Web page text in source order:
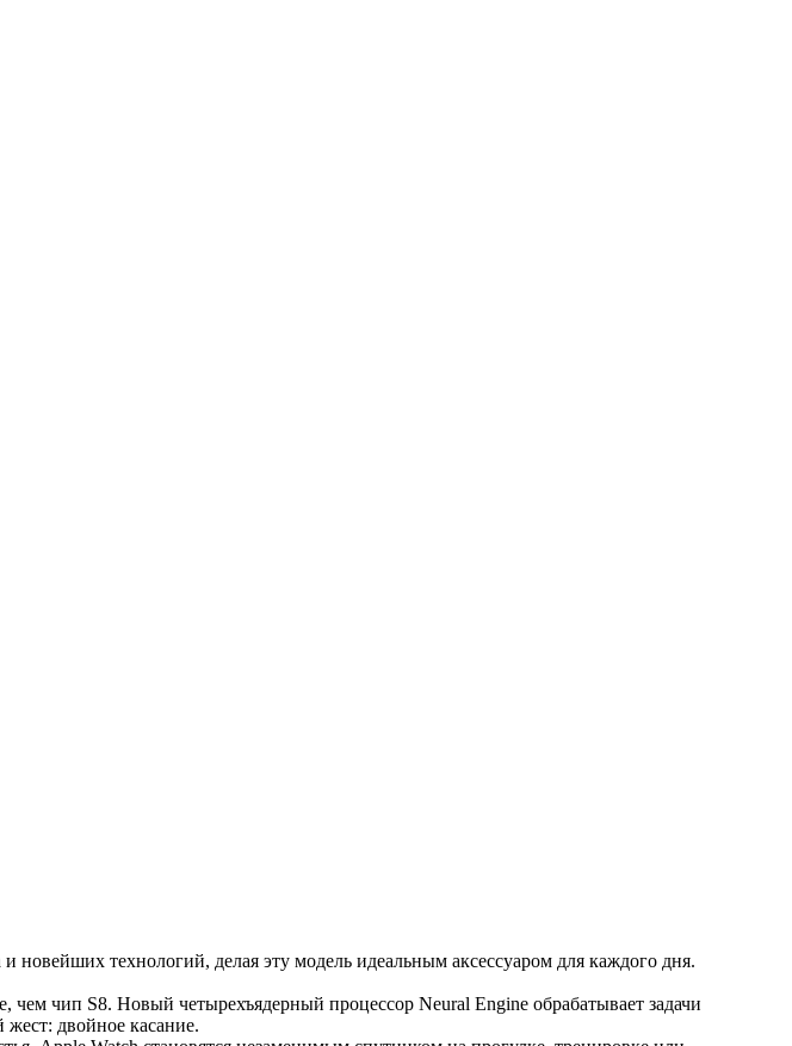
новейших технологий, делая эту модель идеальным аксессуаром для каждого дня.
чип S8. Новый четырехъядерный процессор Neural Engine обрабатывает задачи
двойное касание.